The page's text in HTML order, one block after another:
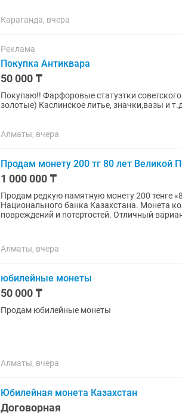
Караганда, вчера
Реклама
Покупка Антиквара
50 000 ₸
Покупаю!! Фарфоровые статуэтки
Алматы, вчера
Продам монету 200 тг 80 лет Великой
1 000 000 ₸
Продам редкую памятную монету 200 тенге
Национального банка Казахстана. Монета
повреждений и потертостей. Отличный
Алматы, вчера
юбилейные монеты
50 000 ₸
Продам юбилейные монеты
Алматы, вчера
Юбилейная монета Казахстан
Договорная